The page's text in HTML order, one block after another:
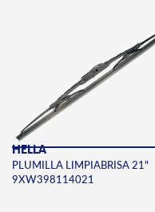
HELLA
PLUMILLA LIMPIABRISA 21"
9XW398114021